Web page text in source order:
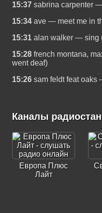
15:37 sabrina carpenter
15:34 ave — meet me in
15:31 alan walker — sing
15:28 french montana,
went deaf)
15:26 sam feldt feat oaks
Каналы
Европа Плюс
Лайт